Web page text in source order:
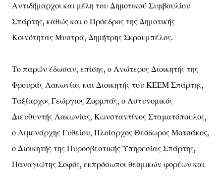
Αντιδήμαρχοι και μέλη του Δημοτικού Συμβουλίου
Σπάρτης, καθώς και ο Πρόεδρος της Δημοτικής
Κοινότητας Μυστρά, Δημήτρης Σκρουμπέλος.
Το παρών έδωσαν, επίσης, ο Ανώτερος Διοικητής της
Φρουράς Λακωνίας και Διοικητής του ΚΕΕΜ Σπάρτης,
Ταξίαρχος Γεώργιος Ζορμπάς, ο Αστυνομικός
Διευθυντής Λακωνίας, Κωνσταντίνος Σταματόπουλος,
ο Λιμενάρχης Γυθείου, Πλοίαρχος Θεόδωρος Μοτσάκος,
ο Διοικητής της Πυροσβεστικής Υπηρεσίας Σπάρτης,
Παναγιώτης Σοφός, εκπρόσωποι θεσμικών φορέων και